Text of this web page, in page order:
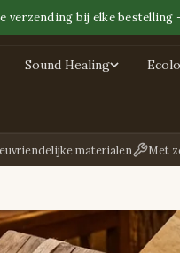
verzending bij elke bestelling
Sound Healing
materialen Met